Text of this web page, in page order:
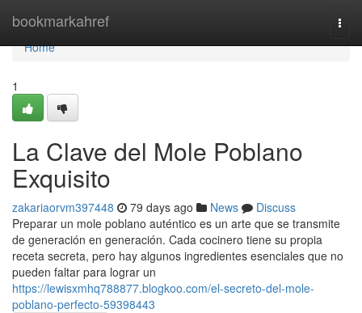
bookmarkahref
Home
Home
1
La Clave del Mole Poblano
Exquisito
zakariaorvm397448 79 days ago News
Discuss
Preparar un mole poblano auténtico es un arte que se transmite
de generación en generación. Cada cocinero tiene su propia
receta secreta, pero hay algunos ingredientes esenciales que no
pueden faltar para lograr un
https://lewisxmhq788877.blogkoo.com/el-secreto-del-mole-
poblano-perfecto-59398443